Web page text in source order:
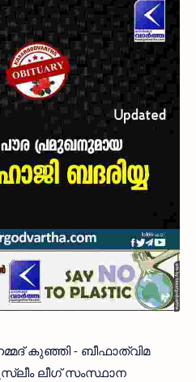
കുഞ്ഞി - ബീഫാത്വിമ
ലീഗ് സംസ്ഥാന